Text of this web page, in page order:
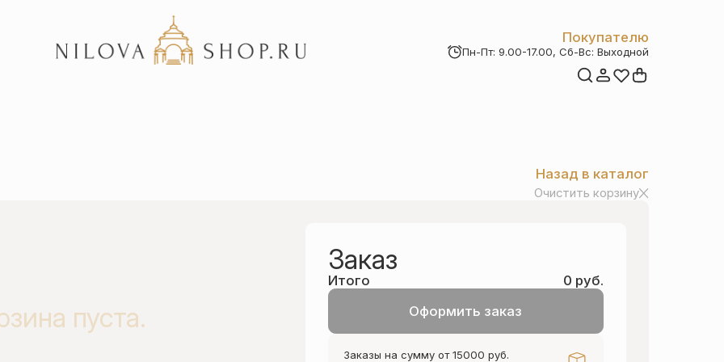
Покупателю
Пн-Пт: 9.00-17.00, Сб-Вс: Выходной
Назад в каталог
Очистить корзину
пуста.
Заказ
Итого
0 руб.
Оформить заказ
Заказы на сумму от 15000 руб.